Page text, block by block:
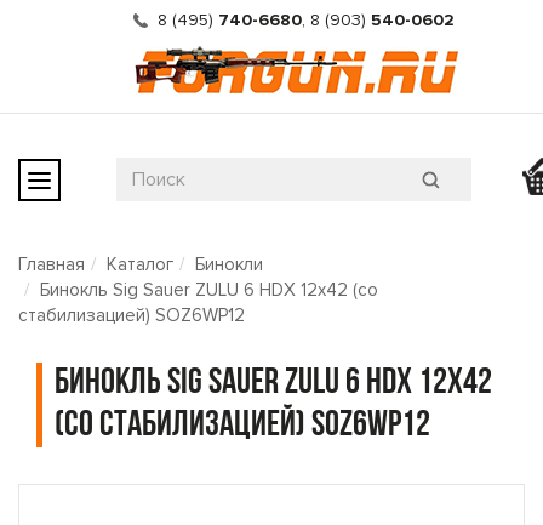
8 (495) 740-6680, 8 (903) 540-0602
Главная Каталог
Бинокли
Бинокль Sig Sauer ZULU 6 HDX 12x42 (со
стабилизацией) SOZ6WP12
Бинокль Sig Sauer ZULU 6 HDX 12x42
(со стабилизацией) SOZ6WP12